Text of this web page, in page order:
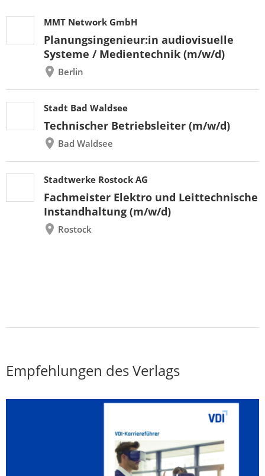
MMT Network GmbH
Planungsingenieur:in audiovisuelle
Systeme / Medientechnik (m/w/d)
Berlin
Stadt Bad Waldsee
Technischer Betriebsleiter (m/w/d)
Bad Waldsee
Stadtwerke Rostock AG
Fachmeister Elektro und Leittechnische
Instandhaltung (m/w/d)
Rostock
Empfehlungen des Verlags